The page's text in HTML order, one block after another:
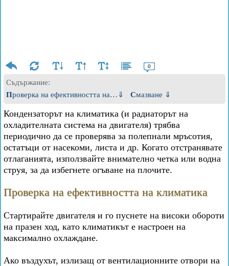
0
Съдържание:
Проверка на ефективността на…⇓
Смазване ⇓
Кондензаторът на климатика (и радиаторът на
охладителната система на двигателя) трябва
периодично да се проверява за полепнали мръсотия,
остатъци от насекоми, листа и др. Когато отстранявате
отлаганията, използвайте внимателно четка или водна
струя, за да избегнете огъване на плочите.
Проверка на ефективността на климатика
Стартирайте двигателя и го пуснете на високи обороти
на празен ход, като климатикът е настроен на
максимално охлаждане.
Ако въздухът, излизащ от вентилационните отвори на